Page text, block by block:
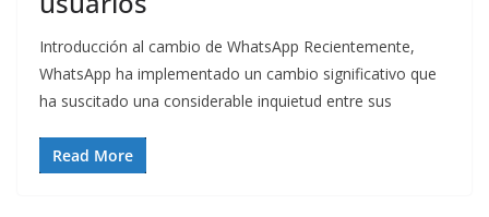
Introducción al cambio de WhatsApp Recientemente,
WhatsApp ha implementado un cambio significativo que
ha suscitado una considerable inquietud entre sus
Read More